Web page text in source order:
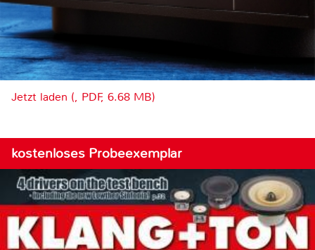
Jetzt laden (, PDF, 6.68 MB)
kostenloses Probeexemplar